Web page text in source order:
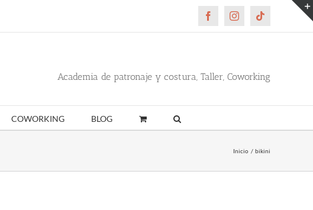
FacebookInstagramTiktok
Academia de patronaje y costura, Taller, Coworking
COWORKING BLOG
Inicio bikini